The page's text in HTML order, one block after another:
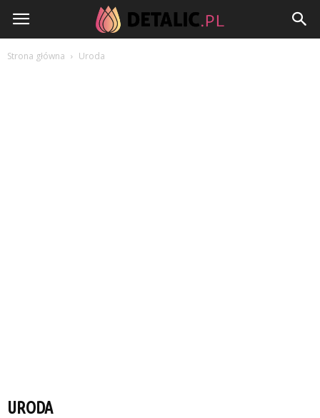
Detalic.pl
Strona główna Uroda
URODA